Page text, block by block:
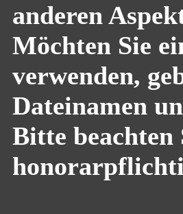
anderen
Möchten Sie
verwenden,
Dateinamen
Bitte beachten